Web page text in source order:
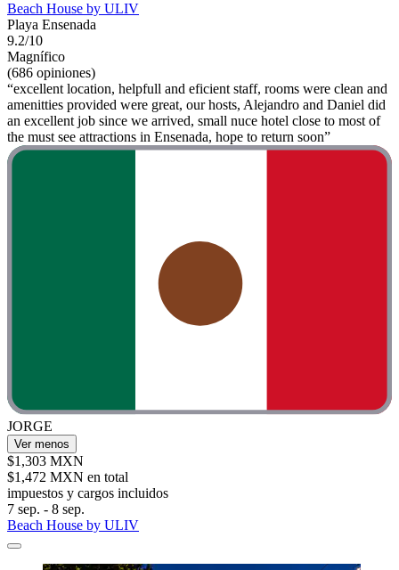
Beach House by ULIV
Playa Ensenada
9.2/10
Magnífico
(686 opiniones)
“excellent location, helpfull and eficient staff, rooms were clean and
amenitties provided were great, our hosts, Alejandro and Daniel did
an excellent job since we arrived, small nuce hotel close to most of
the must see attractions in Ensenada, hope to return soon”
JORGE
Ver menos
$1,303 MXN
$1,472 MXN en total
impuestos y cargos incluidos
7 sep. - 8 sep.
Beach House by ULIV